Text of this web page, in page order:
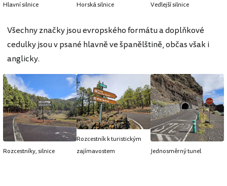
Hlavní silnice Horská silnice Vedlejší silnice
Všechny značky jsou evropského formátu a doplňkové
cedulky jsou v psané hlavně ve španělštině, občas však i
anglicky.
Rozcestníky, silnice
Rozcestník k turistickým
zajímavostem
Jednosměrný tunel